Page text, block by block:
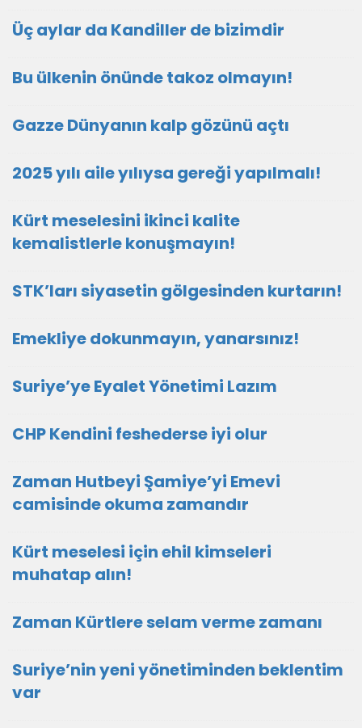
Üç aylar da Kandiller de bizimdir
Bu ülkenin önünde takoz olmayın!
Gazze Dünyanın kalp gözünü açtı
2025 yılı aile yılıysa gereği yapılmalı!
Kürt meselesini ikinci kalite
kemalistlerle konuşmayın!
STK’ları siyasetin gölgesinden kurtarın!
Emekliye dokunmayın, yanarsınız!
Suriye’ye Eyalet Yönetimi Lazım
CHP Kendini feshederse iyi olur
Zaman Hutbeyi Şamiye’yi Emevi
camisinde okuma zamandır
Kürt meselesi için ehil kimseleri
muhatap alın!
Zaman Kürtlere selam verme zamanı
Suriye’nin yeni yönetiminden beklentim
var